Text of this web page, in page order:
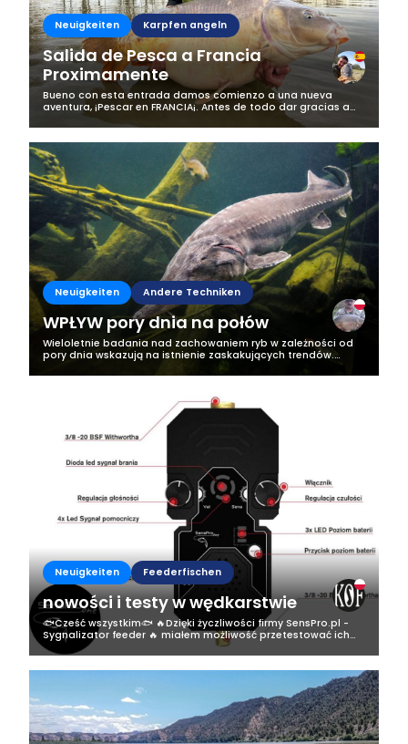
Neuigkeiten Karpfen angeln
Salida de Pesca a Francia
Proximamente
Bueno con esta entrada damos comienzo a una nueva
aventura, ¡Pescar en FRANCIA¡. Antes de todo dar gracias a
todos los seguidores que día a día siguen a nuestro equipo,
en el cual no mentimos ni...
Neuigkeiten Andere Techniken
WPŁYW pory dnia na połów
Wieloletnie badania nad zachowaniem ryb w zależności od
pory dnia wskazują na istnienie zaskakujących trendów.
Okazuje się, że wczesne poranki są czasem, gdy ryby są
najbardziej aktywne i...
Neuigkeiten Feederfischen
nowości i testy w wędkarstwie
🐟Cześć wszystkim🐟 🔥Dzięki życzliwości firmy SensPro.pl -
Sygnalizator feeder 🔥 miałem możliwość przetestować ich
produkt a mianowicie sygnalizator do feedera✅️ 🐟✅️Miałem
dwa tygodnie na testy a...